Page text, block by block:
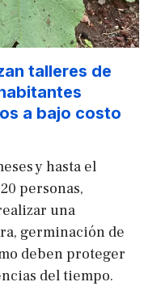
talleres de
a bajo costo
y hasta el
personas,
una
germinación de
deben proteger
del tiempo.